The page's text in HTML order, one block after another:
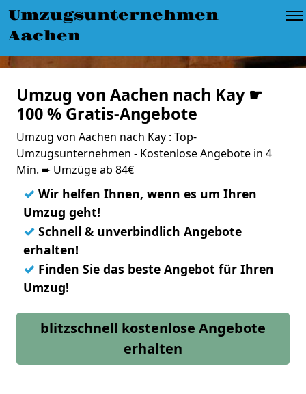
Umzugsunternehmen
Aachen
Umzug von Aachen nach Kay ☛
100 % Gratis-Angebote
Umzug von Aachen nach Kay : Top-
Umzugsunternehmen - Kostenlose Angebote in 4
Min. ➨ Umzüge ab 84€
✓ Wir helfen Ihnen, wenn es um Ihren
Umzug geht!
✓ Schnell & unverbindlich Angebote
erhalten!
✓ Finden Sie das beste Angebot für Ihren
Umzug!
blitzschnell kostenlose Angebote
erhalten